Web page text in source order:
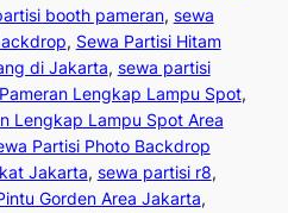
booth pameran, sewa
, Sewa Partisi Hitam
di Jakarta, sewa partisi
Lengkap Lampu Spot
Lengkap Lampu Spot Area
Partisi Photo Backdrop
Jakarta, sewa partisi r8
Gorden Area Jakarta